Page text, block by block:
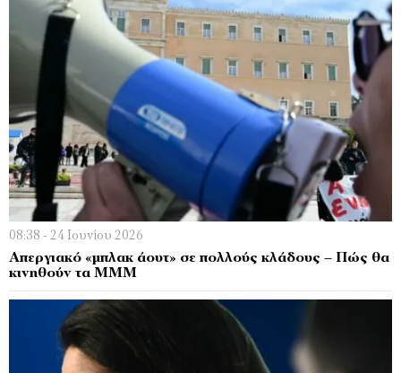
08:38 - 24 Ιουνίου 2026
Απεργιακό «μπλακ άουτ» σε πολλούς κλάδους – Πώς θα
κινηθούν τα ΜΜΜ